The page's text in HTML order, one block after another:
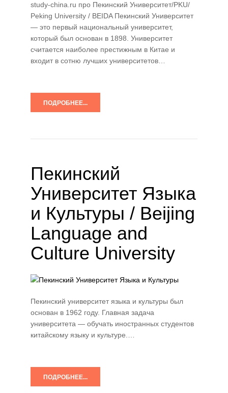
study-china.ru про Пекинский Университет/PKU/
Peking University / BEIDA Пекинский Университет
— это первый национальный университет,
который был основан в 1898. Университет
считается наиболее престижным в Китае и
входит в сотню лучших университетов…
ПОДРОБНЕЕ...
Пекинский
Университет Языка
и Культуры / Beijing
Language and
Culture University
Пекинский университет языка и культуры был
основан в 1962 году. Главная задача
университета — обучать иностранных студентов
китайскому языку и культуре.…
ПОДРОБНЕЕ...